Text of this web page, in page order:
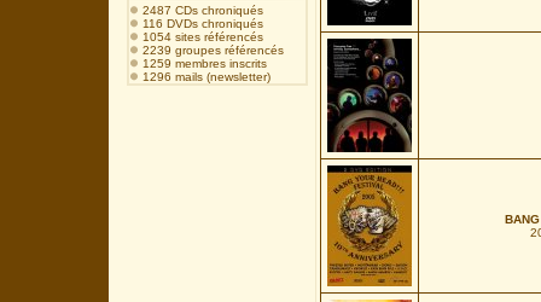
2487 CDs chroniqués
116 DVDs chroniqués
1054 sites référencés
2239 groupes référencés
1259 membres inscrits
1296 mails (newsletter)